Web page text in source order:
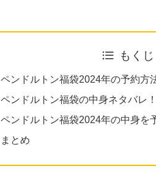
もく
ペンドルトン福袋2024年の予約方
ペンドルトン福袋の中身ネタバレ！
ペンドルトン福袋2024年の中身を
まとめ